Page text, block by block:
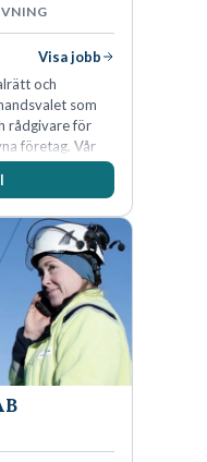
Visa jobb
och
som
rådgivare för
företag. Vår
gett oss en
klienter väljer